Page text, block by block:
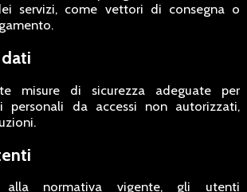
servizi, come vettori di consegna o
misure di sicurezza adeguate per
personali da accessi non autorizzati,
alla normativa vigente, gli utenti